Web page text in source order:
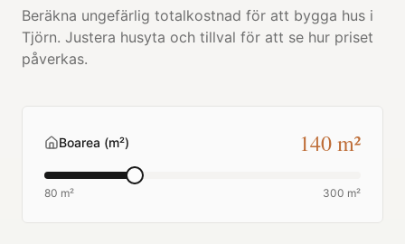
Beräkna ungefärlig totalkostnad för att bygga hus i
Tjörn. Justera husyta och tillval för att se hur priset
påverkas.
Boarea (m²) 140m²
80 m² 300 m²